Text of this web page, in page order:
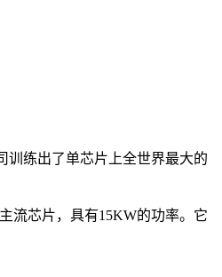
训练出了单芯片上全世界最大的
流芯片，具有15KW的功率。它